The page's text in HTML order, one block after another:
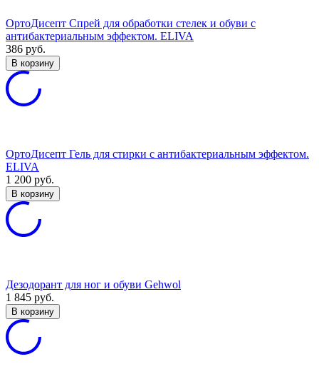
ОртоДисепт Спрей для обработки стелек и обуви с
антибактериальным эффектом. ELIVA
386 руб.
В корзину
ОртоДисепт Гель для стирки с антибактериальным эффектом.
ELIVA
1 200 руб.
В корзину
Дезодорант для ног и обуви Gehwol
1 845 руб.
В корзину